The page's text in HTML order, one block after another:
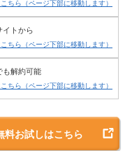
ちら（ページ下部に移動します）
イトから
ちら（ページ下部に移動します）
も解約可能
ちら（ページ下部に移動します）
料お試しはこちら